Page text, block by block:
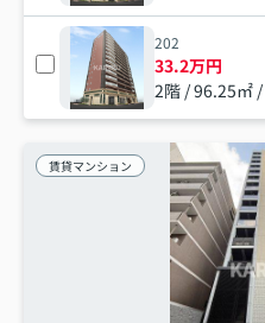
202
33.2万円
2階 / 96.25㎡
賃貸マンション